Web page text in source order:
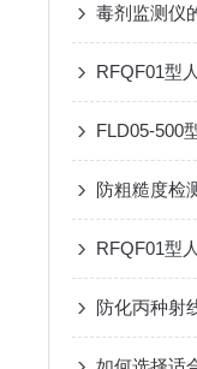
防粗糙度检
防化丙种射